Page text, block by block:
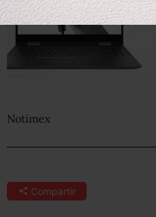
Notimex
Compartir